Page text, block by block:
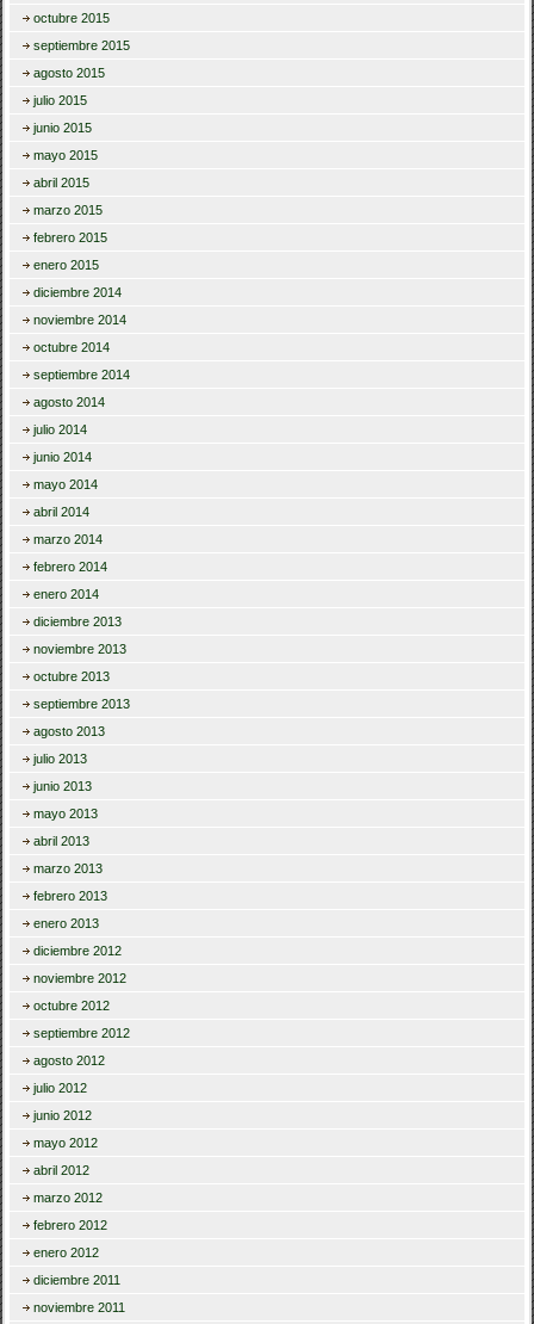
octubre 2015
septiembre 2015
agosto 2015
julio 2015
junio 2015
mayo 2015
abril 2015
marzo 2015
febrero 2015
enero 2015
diciembre 2014
noviembre 2014
octubre 2014
septiembre 2014
agosto 2014
julio 2014
junio 2014
mayo 2014
abril 2014
marzo 2014
febrero 2014
enero 2014
diciembre 2013
noviembre 2013
octubre 2013
septiembre 2013
agosto 2013
julio 2013
junio 2013
mayo 2013
abril 2013
marzo 2013
febrero 2013
enero 2013
diciembre 2012
noviembre 2012
octubre 2012
septiembre 2012
agosto 2012
julio 2012
junio 2012
mayo 2012
abril 2012
marzo 2012
febrero 2012
enero 2012
diciembre 2011
noviembre 2011